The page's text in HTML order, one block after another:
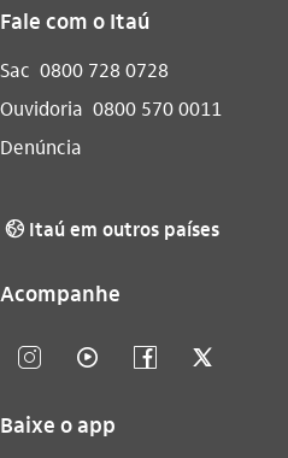
Fale com o Itaú
Sac 0800 728 0728
Ouvidoria 0800 570 0011
Denúncia
globo_outline Itaú em outros países
Acompanhe
instagram_outline video_outline facebook_outline twitter_outline
Baixe o app